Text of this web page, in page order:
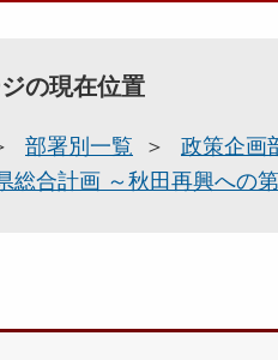
の現在位置
部署別一覧
政策企画
総合計画 ～秋田再興への